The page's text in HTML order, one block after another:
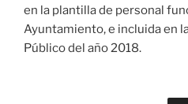
en la plantilla de personal
Ayuntamiento, e incluida en
Público del año 2018.